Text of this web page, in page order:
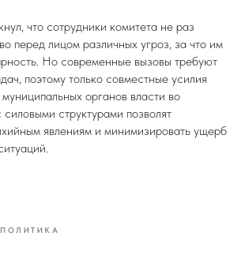
что сотрудники комитета не раз
перед лицом различных угроз, за что им
Но современные вызовы требуют
поэтому только совместные усилия
органов власти во
структурами позволят
явлениям и минимизировать ущерб
ПОЛИТИКА